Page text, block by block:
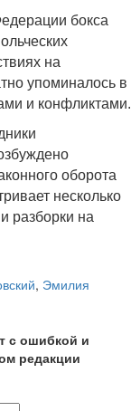
бокса
на
упоминалось в
и конфликтами.
оборота
несколько
разборки на
, Эмилия
с ошибкой и
редакции